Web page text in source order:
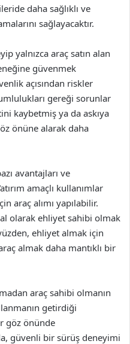
daha sağlıklı ve
sağlayacaktır.
yalnızca araç satın alan
güvenmek
açısından riskler
gereği sorunlar
kaybetmiş ya da askıya
önüne alarak daha
avantajları ve
amaçlı kullanımlar
araç alımı yapılabilir.
olarak ehliyet sahibi olmak
ehliyet almak için
almak daha mantıklı bir
araç sahibi olmanın
getirdiği
göz önünde
güvenli bir sürüş deneyimi